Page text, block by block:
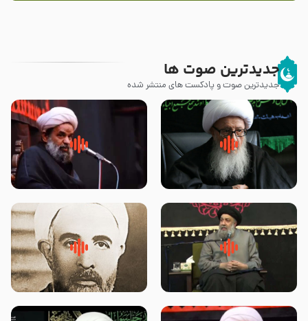
جدیدترین صوت ها
جدیدترین صوت و پادکست های منتشر شده
زوّار اربعین امام حسین (علیه
السلام) با این اشتیاق به زیارت
روضه جانسوز پاره های جگر امام
حسن مجتبی علیه السلام-حجت
لقب حضرت رقیه سلام الله علیها به
چه معناست – حجت الاسلام علوی
روضه‌ی مجلس یزید ملعون و
اسارت اهل‌بیت علیهم‌السلام –
محدث زاده